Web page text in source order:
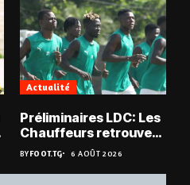
Actualité
Préliminaires LDC: Les
Chauffeurs retrouvent
les Mimos
BYFOOT.TG 6 AOÛT 2026